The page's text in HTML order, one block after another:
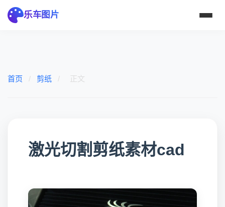
乐车图片
首页 / 剪纸 / 正文
激光切割剪纸素材cad